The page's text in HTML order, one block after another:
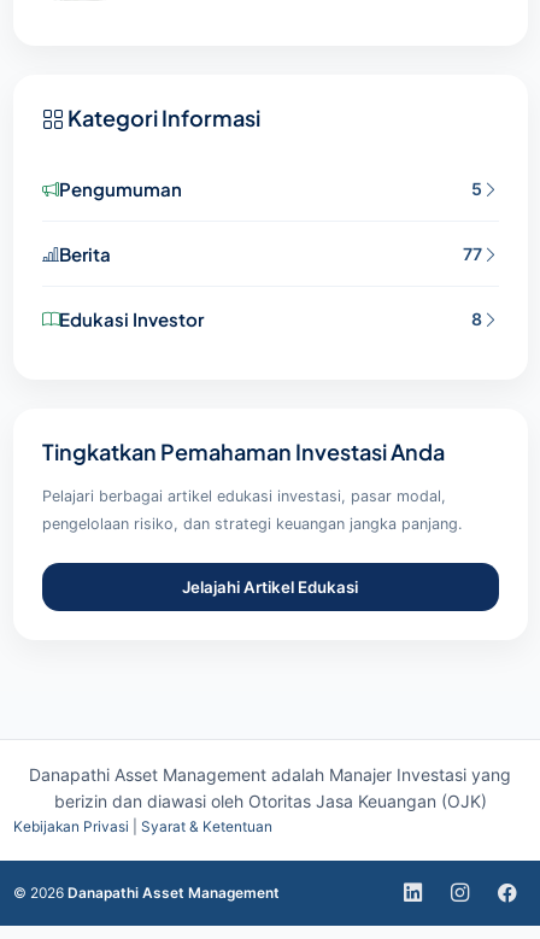
Kategori Informasi
Pengumuman 5
Berita 77
Edukasi Investor 8
Tingkatkan Pemahaman Investasi Anda
Pelajari berbagai artikel edukasi investasi, pasar modal,
pengelolaan risiko, dan strategi keuangan jangka panjang.
Jelajahi Artikel Edukasi
Danapathi Asset Management adalah Manajer Investasi yang
berizin dan diawasi oleh Otoritas Jasa Keuangan (OJK)
Kebijakan Privasi Syarat & Ketentuan
© 2026 Danapathi Asset Management